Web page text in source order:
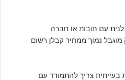
עם חובות או חברה
נמוך ממחיר קבלן רשום
בעייתית צריך להתמודד עם